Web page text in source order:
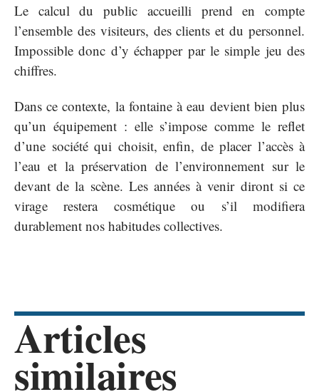
Le calcul du public accueilli prend en compte
l’ensemble des visiteurs, des clients et du personnel.
Impossible donc d’y échapper par le simple jeu des
chiffres.
Dans ce contexte, la fontaine à eau devient bien plus
qu’un équipement : elle s’impose comme le reflet
d’une société qui choisit, enfin, de placer l’accès à
l’eau et la préservation de l’environnement sur le
devant de la scène. Les années à venir diront si ce
virage restera cosmétique ou s’il modifiera
durablement nos habitudes collectives.
Articles
similaires